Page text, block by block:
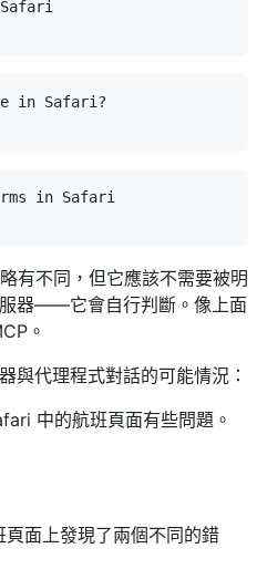
in Safari?
in Safari
有不同，但它應該不需要被明
器——它會自行判斷。像上面
。
與代理程式對話的可能情況：
中的航班頁面有些問題。
面上發現了兩個不同的錯